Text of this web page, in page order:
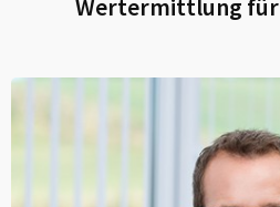
Wertermittlung für